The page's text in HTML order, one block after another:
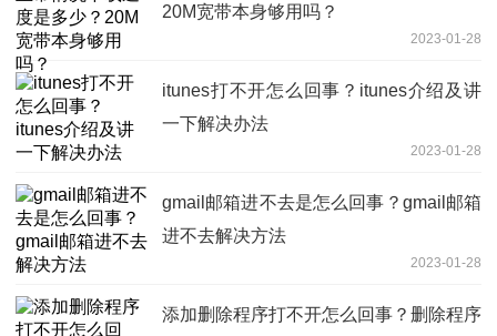
20M宽带本身够用吗？
2023-01-28
itunes打不开怎么回事？itunes介绍及讲
一下解决办法
2023-01-28
gmail邮箱进不去是怎么回事？gmail邮箱
进不去解决方法
2023-01-28
添加删除程序打不开怎么回事？删除程序